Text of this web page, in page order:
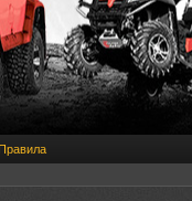
Правила